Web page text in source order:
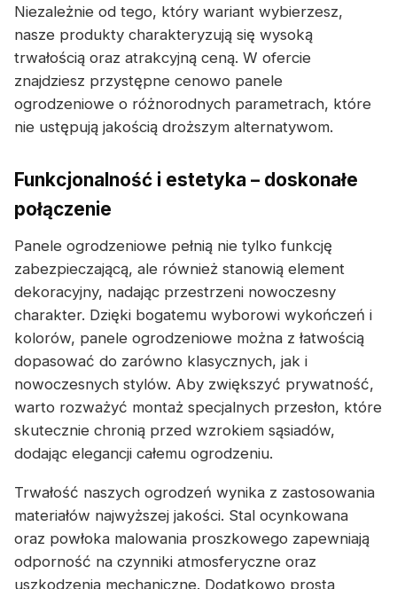
Niezależnie od tego, który wariant wybierzesz,
nasze produkty charakteryzują się wysoką
trwałością oraz atrakcyjną ceną. W ofercie
znajdziesz przystępne cenowo panele
ogrodzeniowe o różnorodnych parametrach, które
nie ustępują jakością droższym alternatywom.
Funkcjonalność i estetyka – doskonałe
połączenie
Panele ogrodzeniowe pełnią nie tylko funkcję
zabezpieczającą, ale również stanowią element
dekoracyjny, nadając przestrzeni nowoczesny
charakter. Dzięki bogatemu wyborowi wykończeń i
kolorów, panele ogrodzeniowe można z łatwością
dopasować do zarówno klasycznych, jak i
nowoczesnych stylów. Aby zwiększyć prywatność,
warto rozważyć montaż specjalnych przesłon, które
skutecznie chronią przed wzrokiem sąsiadów,
dodając elegancji całemu ogrodzeniu.
Trwałość naszych ogrodzeń wynika z zastosowania
materiałów najwyższej jakości. Stal ocynkowana
oraz powłoka malowania proszkowego zapewniają
odporność na czynniki atmosferyczne oraz
uszkodzenia mechaniczne. Dodatkowo prosta